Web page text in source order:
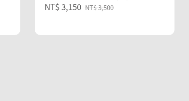
Sale
NT$ 3,150 Regular
NT$ 3,500